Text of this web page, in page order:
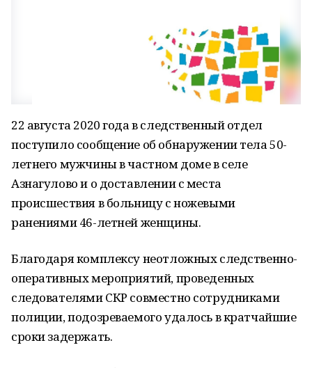
22 августа 2020 года в следственный отдел
поступило сообщение об обнаружении тела 50-
летнего мужчины в частном доме в селе
Азнагулово и о доставлении с места
происшествия в больницу с ножевыми
ранениями 46-летней женщины.
Благодаря комплексу неотложных следственно-
оперативных мероприятий, проведенных
следователями СКР совместно сотрудниками
полиции, подозреваемого удалось в кратчайшие
сроки задержать.